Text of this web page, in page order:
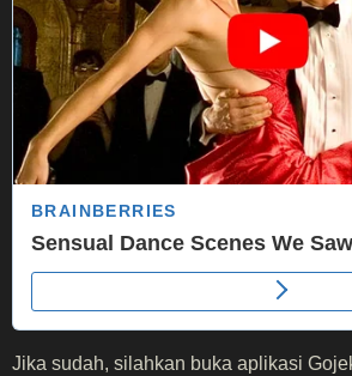
Jika sudah, silahkan buka aplikasi